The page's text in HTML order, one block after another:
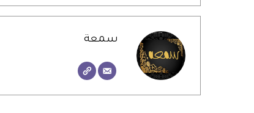
سمعة